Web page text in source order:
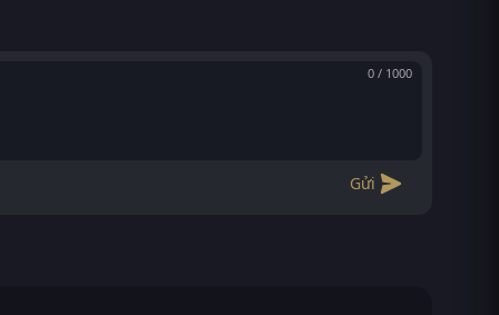
0 / 1000
Gửi